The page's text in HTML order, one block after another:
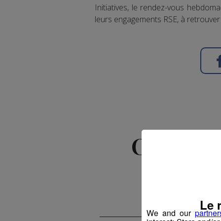
Initiatives, le rendez-vous
leurs engagements RSE, à
Offre
We and our Le